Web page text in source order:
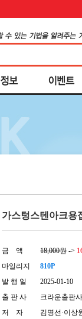
가스텅스텐아크용
금 액 18,000원 ->
마일리지
810P
발 행 일
2025-01-10
출 판 사
크라운출판사
저 자
김명선·이상